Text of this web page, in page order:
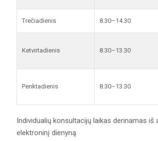
Trečiadienis 8.30–14.30
Ketvirtadienis 8.30–13.30
Penktadienis 8.30–13.30
Individualių konsultacijų laikas derinamas
elektroninį dienyną.